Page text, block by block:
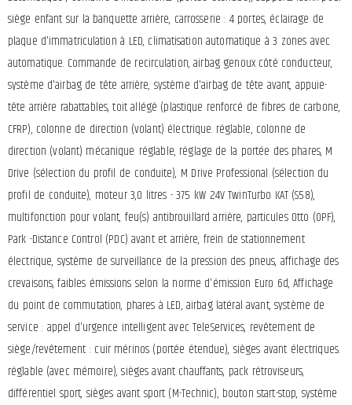
siège enfant sur la banquette arrière, carrosserie : 4 portes, éclairage de
plaque d'immatriculation à LED, climatisation automatique à 3 zones avec
automatique. Commande de recirculation, airbag genoux côté conducteur,
système d'airbag de tête arrière, système d'airbag de tête avant, appuie-
tête arrière rabattables, toit allégé (plastique renforcé de fibres de carbone,
CFRP), colonne de direction (volant) électrique. réglable, colonne de
direction (volant) mécanique. réglable, réglage de la portée des phares, M
Drive (sélection du profil de conduite), M Drive Professional (sélection du
profil de conduite), moteur 3,0 litres - 375 kW 24V TwinTurbo KAT (S58),
multifonction pour volant, feu(s) antibrouillard arrière, particules Otto (OPF),
Park -Distance Control (PDC) avant et arrière, frein de stationnement
électrique, système de surveillance de la pression des pneus, affichage des
crevaisons, faibles émissions selon la norme d'émission Euro 6d, Affichage
du point de commutation, phares à LED, airbag latéral avant, système de
service : appel d'urgence intelligent avec TeleServices, revêtement de
siège/revêtement : cuir mérinos (portée étendue), sièges avant électriques.
réglable (avec mémoire), sièges avant chauffants, pack rétroviseurs,
différentiel sport, sièges avant sport (M-Technic), bouton start-stop, système